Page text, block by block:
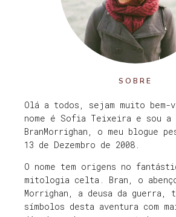
SOBRE
Olá a todos, sejam muito bem-
nome é Sofia Teixeira e sou a
BranMorrighan, o meu blogue
13 de Dezembro de 2008.
O nome tem origens no
mitologia celta. Bran, o
Morrighan, a deusa da guerra,
símbolos desta aventura com